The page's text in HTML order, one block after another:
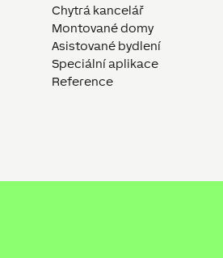
Chytrá kancelář
Montované domy
Asistované bydlení
Speciální aplikace
Reference